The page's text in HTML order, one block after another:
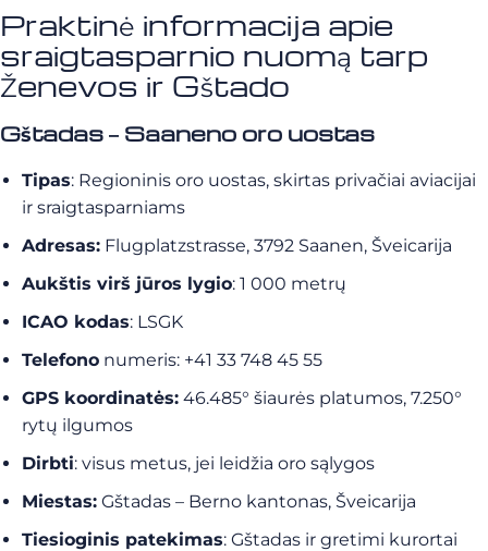
Praktinė informacija apie
sraigtasparnio nuomą tarp
Ženevos ir Gštado
Gštadas – Saaneno oro uostas
Tipas: Regioninis oro uostas, skirtas privačiai aviacijai
ir sraigtasparniams
Adresas: Flugplatzstrasse, 3792 Saanen, Šveicarija
Aukštis virš jūros lygio: 1 000 metrų
ICAO kodas: LSGK
Telefono numeris: +41 33 748 45 55
GPS koordinatės: 46.485° šiaurės platumos, 7.250°
rytų ilgumos
Dirbti: visus metus, jei leidžia oro sąlygos
Miestas: Gštadas – Berno kantonas, Šveicarija
Tiesioginis patekimas: Gštadas ir gretimi kurortai